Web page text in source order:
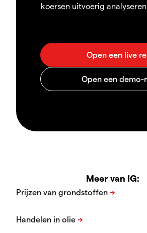
koersen uitvoerig analyseren
Meer van IG: